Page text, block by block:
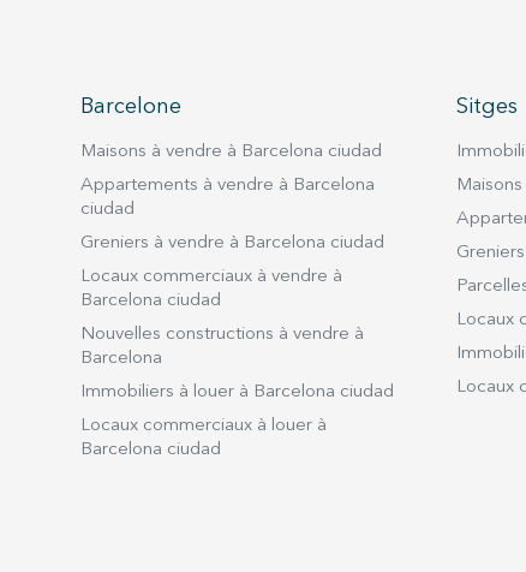
Barcelone
Maisons à vendre à Barcelona ciudad
Appartements à vendre à Barcelona
ciudad
Greniers à vendre à Barcelona ciudad
Locaux commerciaux à vendre à
Barcelona ciudad
Nouvelles constructions à vendre à
Barcelona
Immobiliers à louer à Barcelona ciudad
Locaux commerciaux à louer à
Barcelona ciudad
Sitges
Locaux
Locaux